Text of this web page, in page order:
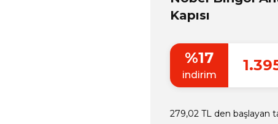
Kapısı
%17
indirim
279,02 TL den başlayan